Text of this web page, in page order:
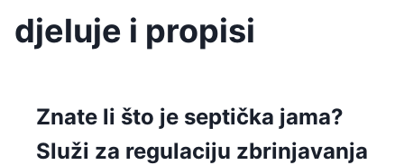
djeluje i propisi
Znate li što je septička jama?
Služi za regulaciju zbrinjavanja